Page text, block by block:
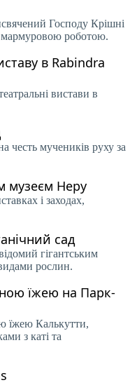
Господу Крішні
мармуровою роботою.
в Rabindra
вистави в
честь мучеників руху за
музеєм Неру
і заходах,
сад
гігантським
рослин.
їжею на Парк-
їжею Калькутти,
з каті та